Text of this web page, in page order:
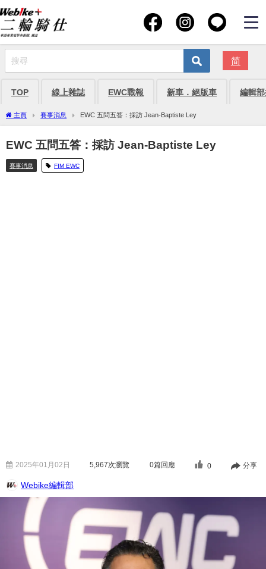
简
TOP 線上雜誌 EWC戰報 新車．絕版車 編輯
主頁 賽事消息 EWC 五問五答：採訪 Jean-Baptiste Ley
EWC 五問五答：採訪 Jean-Baptiste Ley
賽事消息 FIM EWC
2025年01月02日 5,967次瀏覽 0篇回應 0 分享
Webike編輯部